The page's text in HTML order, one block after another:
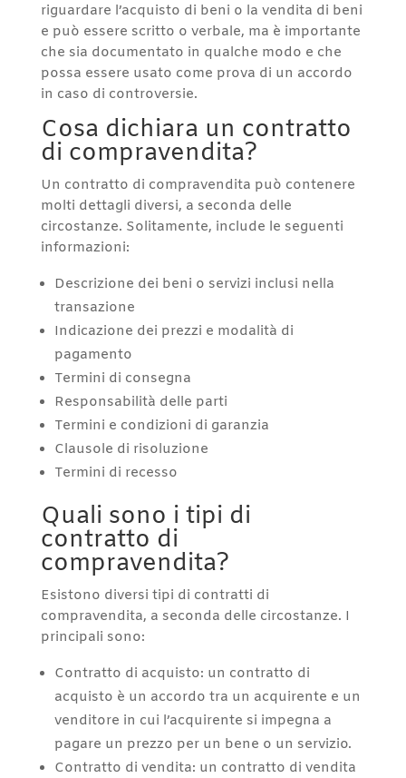
riguardare l’acquisto di beni o la vendita di beni
e può essere scritto o verbale, ma è importante
che sia documentato in qualche modo e che
possa essere usato come prova di un accordo
in caso di controversie.
Cosa dichiara un contratto
di compravendita?
Un contratto di compravendita può contenere
molti dettagli diversi, a seconda delle
circostanze. Solitamente, include le seguenti
informazioni:
Descrizione dei beni o servizi inclusi nella
transazione
Indicazione dei prezzi e modalità di
pagamento
Termini di consegna
Responsabilità delle parti
Termini e condizioni di garanzia
Clausole di risoluzione
Termini di recesso
Quali sono i tipi di
contratto di
compravendita?
Esistono diversi tipi di contratti di
compravendita, a seconda delle circostanze. I
principali sono:
Contratto di acquisto: un contratto di
acquisto è un accordo tra un acquirente e un
venditore in cui l’acquirente si impegna a
pagare un prezzo per un bene o un servizio.
Contratto di vendita: un contratto di vendita